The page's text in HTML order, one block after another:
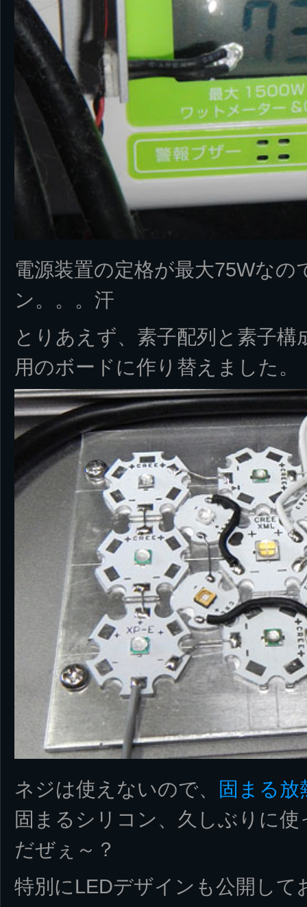
電源装置の定格が最大75Wなの
ン。。。汗
とりあえず、素子配列と素子
用のボードに作り替えました。
ネジは使えないので、 固まる放
固まるシリコン、久しぶりに
だぜぇ～？
特別にLEDデザインも公開して